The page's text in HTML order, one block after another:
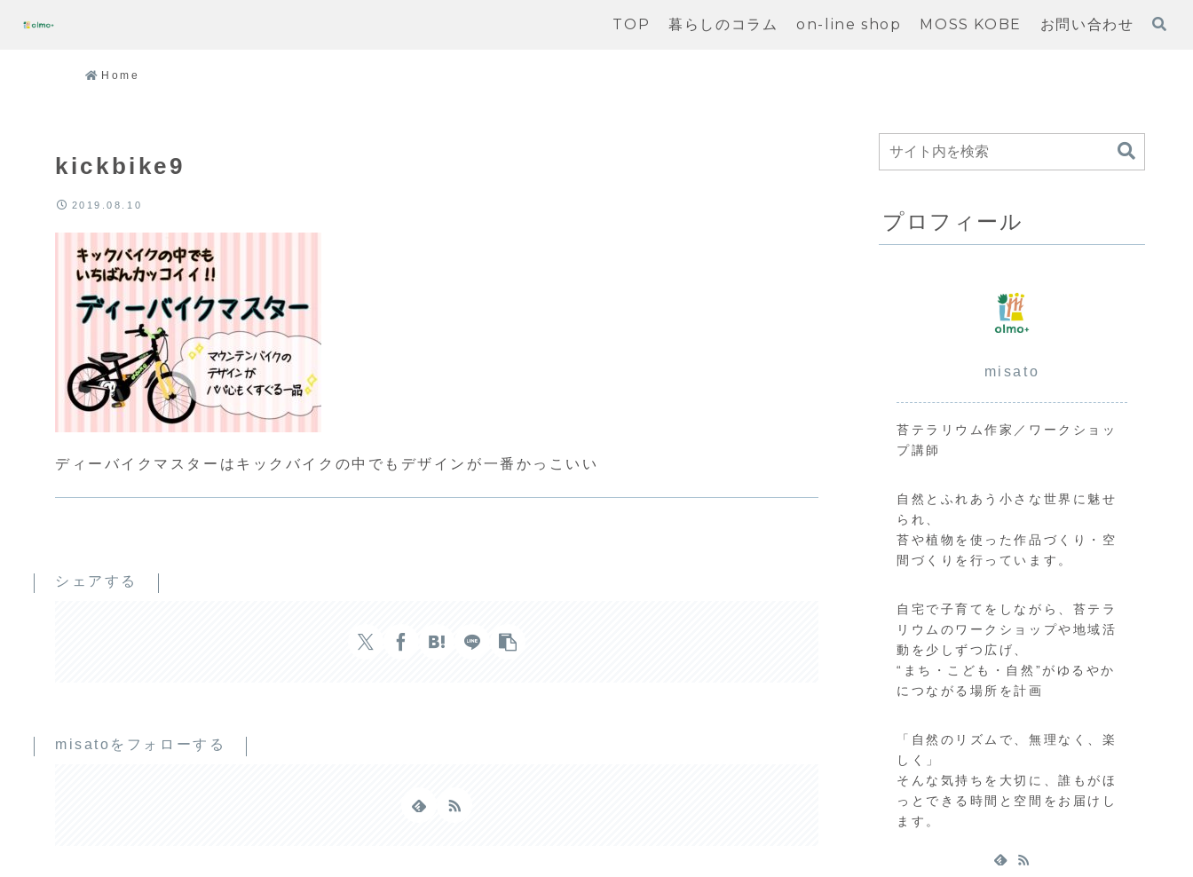
TOP 暮らしのコラム on-line shop MOSS KOBE お問い合わせ
Home
kickbike9
2019.08.10
ディーバイクマスターはキックバイクの中でもデザインが一番かっこいい
シェアする
misatoをフォローする
プロフィール
misato
苔テラリウム作家／ワークショッ
プ講師
自然とふれあう小さな世界に魅せ
られ、
苔や植物を使った作品づくり・空
間づくりを行っています。
自宅で子育てをしながら、苔テラ
リウムのワークショップや地域活
動を少しずつ広げ、
“まち・こども・自然”がゆるやか
につながる場所を計画
「自然のリズムで、無理なく、楽
しく」
そんな気持ちを大切に、誰もがほ
っとできる時間と空間をお届けし
ます。